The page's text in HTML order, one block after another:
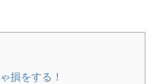
損をする！